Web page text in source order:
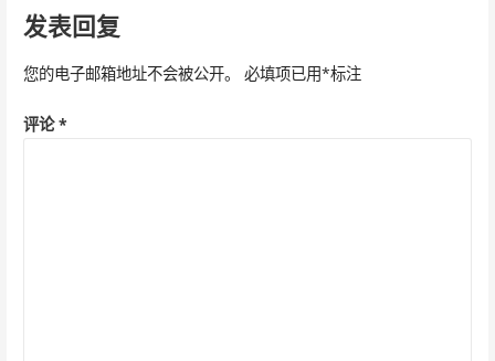
导
航
发表回复
您的电子邮箱地址不会被公开。 必填项已用*标注
评论*